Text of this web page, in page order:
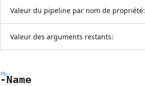
Valeur du pipeline par nom de propriété:
Valeur des arguments restants:
-Name